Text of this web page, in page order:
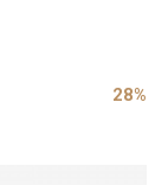
28%